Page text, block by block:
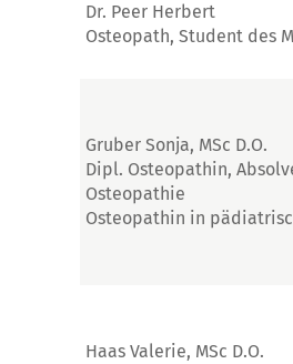
Dr. Peer Herbert
Osteopath, Student des
Gruber Sonja, MSc D.O.
Dipl. Osteopathin,
Osteopathie
Osteopathin in
Haas Valerie, MSc D.O.